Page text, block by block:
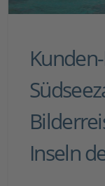
Inseln